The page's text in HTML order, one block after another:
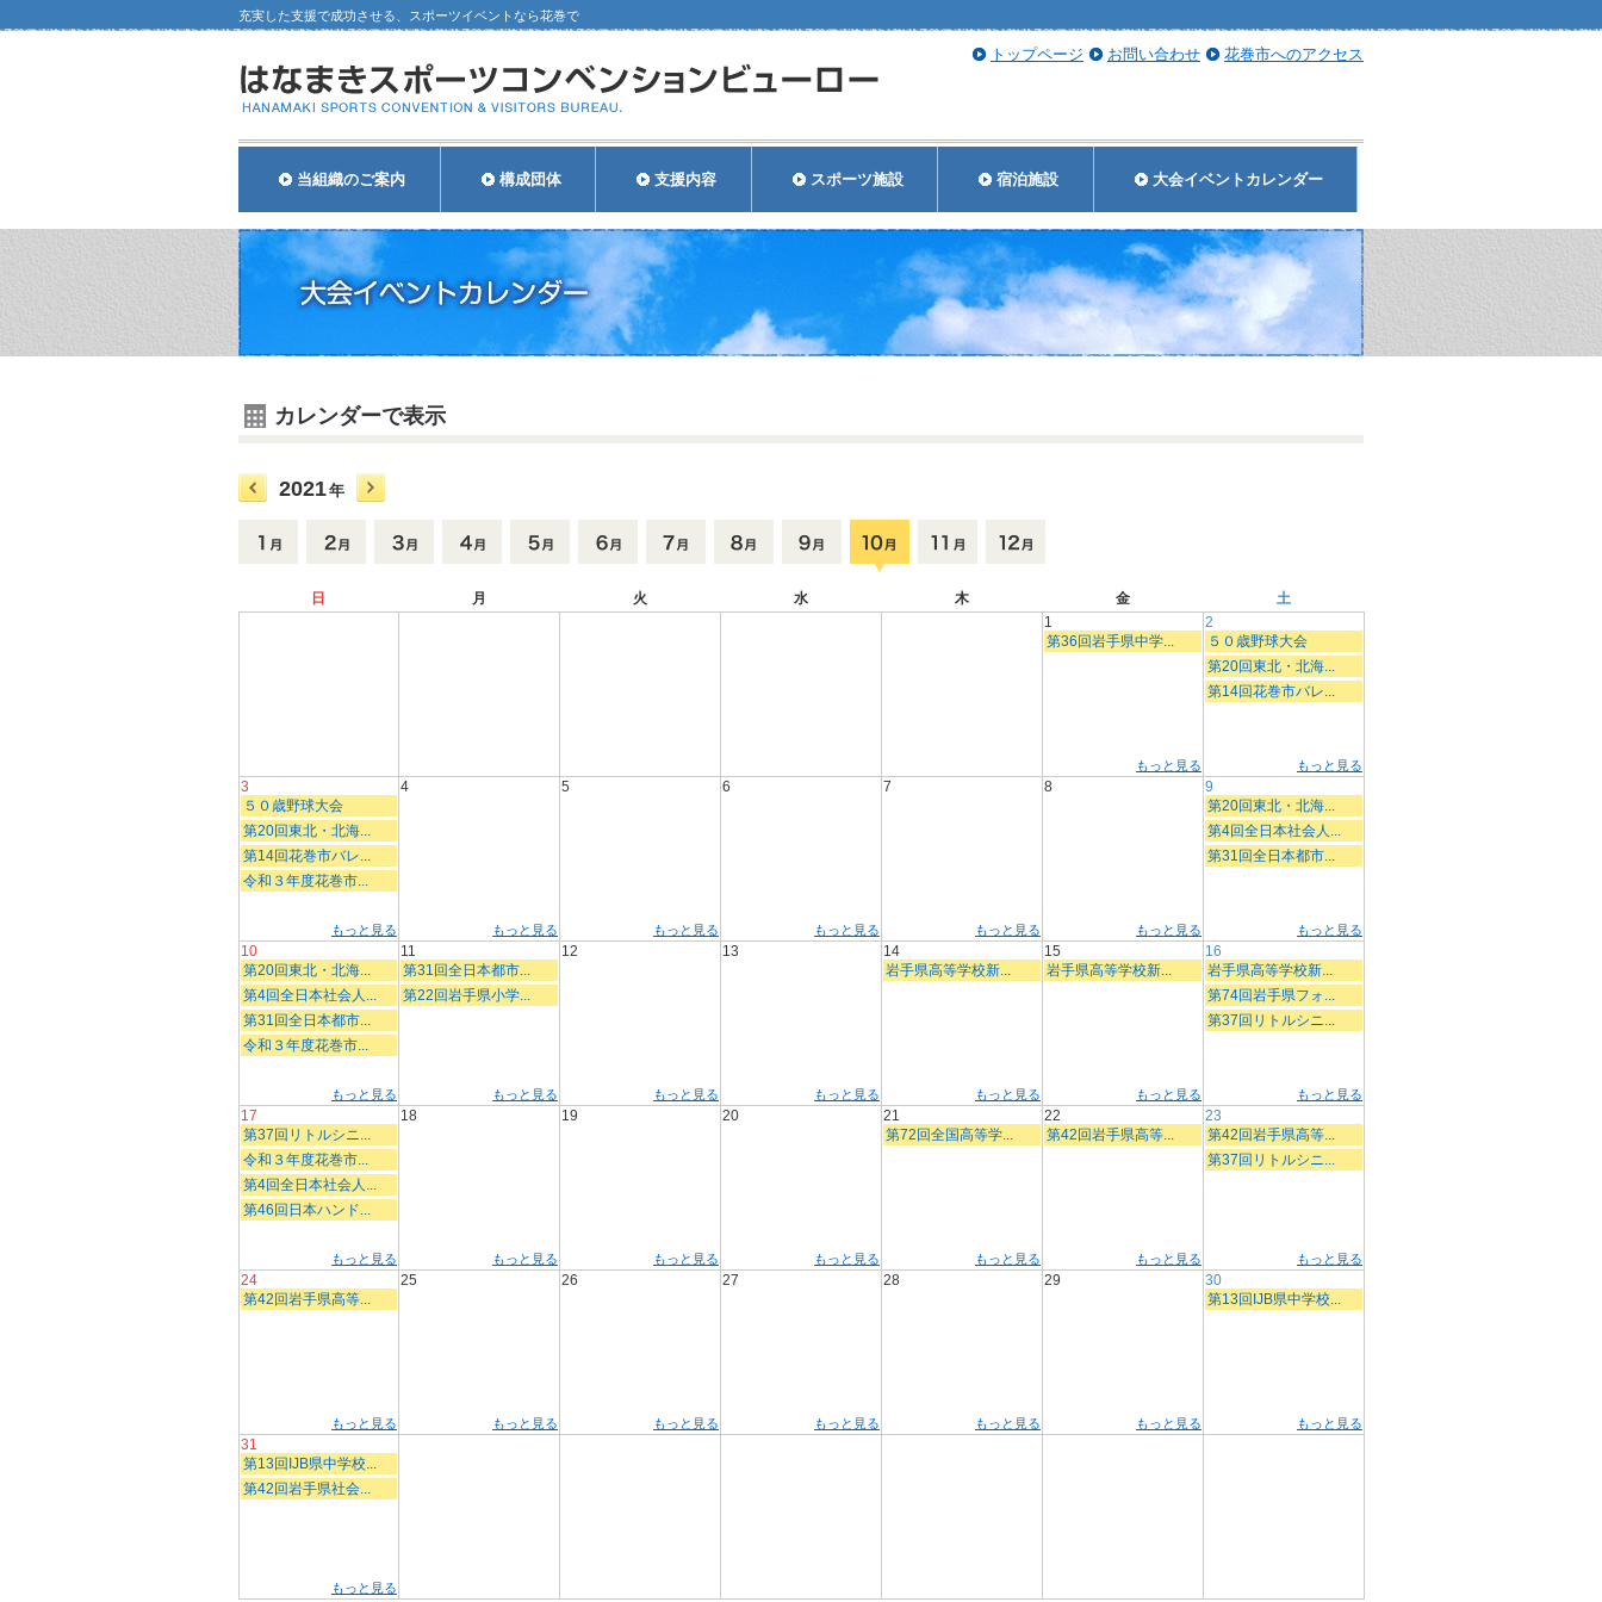
充実した支援で成功させる、スポーツイベントなら花巻で
トップページ お問い合わせ 花巻市へのアクセス
当組織のご案内 構成団体 支援内容 スポーツ施設 宿泊施設 大会イベントカレンダー
カレンダーで表示
2021年
日 月 火 水 木 金
土
1
第36回岩手県中学...
もっと見る
2
５０歳野球大会
第20回東北・北海...
第14回花巻市バレ...
もっと見る
3
５０歳野球大会
第20回東北・北海...
第14回花巻市バレ...
令和３年度花巻市...
もっと見る
4
もっと見る
5
もっと見る
6
もっと見る
7
もっと見る
8
もっと見る
9
第20回東北・北海...
第4回全日本社会人...
第31回全日本都市...
もっと見る
10
第20回東北・北海...
第4回全日本社会人...
第31回全日本都市...
令和３年度花巻市...
もっと見る
11
第31回全日本都市...
第22回岩手県小学...
もっと見る
12
もっと見る
13
もっと見る
14
岩手県高等学校新...
もっと見る
15
岩手県高等学校新...
もっと見る
16
岩手県高等学校新...
第74回岩手県フォ...
第37回リトルシニ...
もっと見る
17
第37回リトルシニ...
令和３年度花巻市...
第4回全日本社会人...
第46回日本ハンド...
もっと見る
18
もっと見る
19
もっと見る
20
もっと見る
21
第72回全国高等学...
もっと見る
22
第42回岩手県高等...
もっと見る
23
第42回岩手県高等...
第37回リトルシニ...
もっと見る
24
第42回岩手県高等...
もっと見る
25
もっと見る
26
もっと見る
27
もっと見る
28
もっと見る
29
もっと見る
30
第13回IJB県中学校...
もっと見る
31
第13回IJB県中学校...
第42回岩手県社会...
もっと見る